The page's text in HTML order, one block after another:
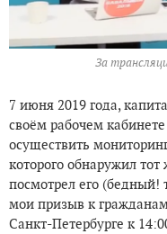
За
7 июня 2019 года,
своём рабочем
осуществить
которого обнаружил
посмотрел его (бедный!
мои призыв к
Санкт-Петербурге к